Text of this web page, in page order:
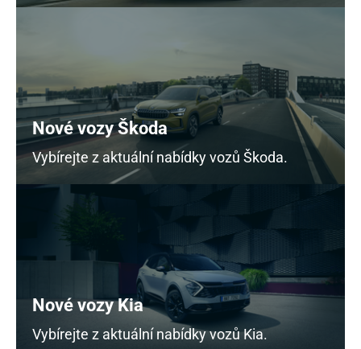
Nové vozy Škoda
Vybírejte z aktuální nabídky vozů Škoda.
Nové vozy Kia
Vybírejte z aktuální nabídky vozů Kia.